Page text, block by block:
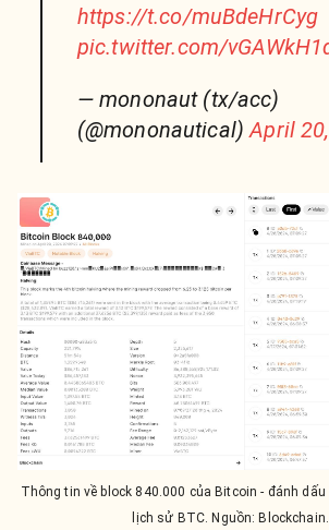
https://t.co/muBdeHrCyg
pic.twitter.com/
— mononaut (tx/acc)
(@mononautical)April
Thông tin về block 840.000 của Bitcoin - đánh
lịch sử BTC. Nguồn: